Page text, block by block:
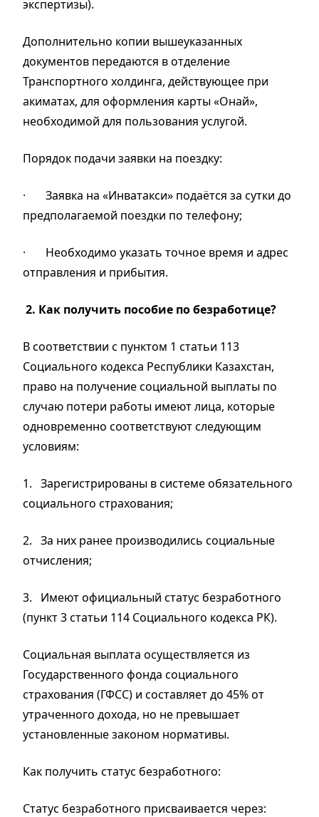
экспертизы).
Дополнительно копии вышеуказанных
документов передаются в отделение
Транспортного холдинга, действующее при
акиматах, для оформления карты «Онай»,
необходимой для пользования услугой.
Порядок подачи заявки на поездку:
· Заявка на «Инватакси» подаётся за сутки до
предполагаемой поездки по телефону;
· Необходимо указать точное время и адрес
отправления и прибытия.
2. Как получить пособие по безработице?
В соответствии с пунктом 1 статьи 113
Социального кодекса Республики Казахстан,
право на получение социальной выплаты по
случаю потери работы имеют лица, которые
одновременно соответствуют следующим
условиям:
1. Зарегистрированы в системе обязательного
социального страхования;
2. За них ранее производились социальные
отчисления;
3. Имеют официальный статус безработного
(пункт 3 статьи 114 Социального кодекса РК).
Социальная выплата осуществляется из
Государственного фонда социального
страхования (ГФСС) и составляет до 45% от
утраченного дохода, но не превышает
установленные законом нормативы.
Как получить статус безработного:
Статус безработного присваивается через: